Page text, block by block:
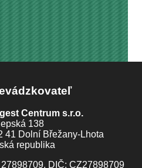
Centrum s.r.o.
138
41 Dolní Břežany-Lhota
republika
27898709, DIČ: CZ27898709